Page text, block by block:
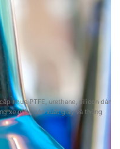
nhựa PTFE, urethane, silicon dành
xe máy, sản xuất giấy và thùng